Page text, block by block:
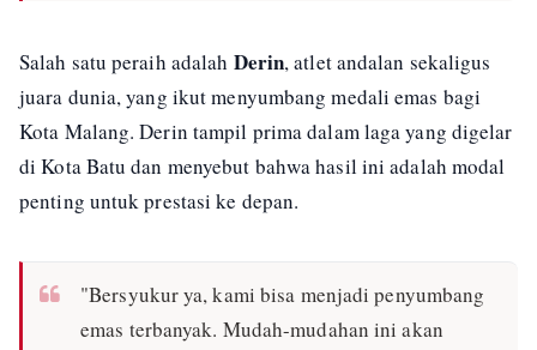
Salah satu peraih adalah Derin, atlet andalan sekaligus
juara dunia, yang ikut menyumbang medali emas bagi
Kota Malang. Derin tampil prima dalam laga yang digelar
di Kota Batu dan menyebut bahwa hasil ini adalah modal
penting untuk prestasi ke depan.
"Bersyukur ya, kami bisa menjadi penyumbang
emas terbanyak. Mudah-mudahan ini akan